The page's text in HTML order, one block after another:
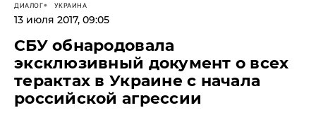
ДИАЛОГ УКРАИНА
13 июля 2017, 09:05
​СБУ обнародовала
эксклюзивный документ о всех
терактах в Украине с начала
российской агрессии